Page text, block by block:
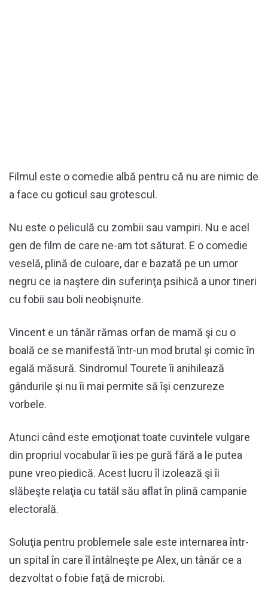
Filmul este o comedie albă pentru că nu are nimic de
a face cu goticul sau grotescul.
Nu este o peliculă cu zombii sau vampiri. Nu e acel
gen de film de care ne-am tot săturat. E o comedie
veselă, plină de culoare, dar e bazată pe un umor
negru ce ia naştere din suferinţa psihică a unor tineri
cu fobii sau boli neobişnuite.
Vincent e un tânăr rămas orfan de mamă şi cu o
boală ce se manifestă într-un mod brutal şi comic în
egală măsură. Sindromul Tourete îi anihilează
gândurile şi nu îi mai permite să îşi cenzureze
vorbele.
Atunci când este emoţionat toate cuvintele vulgare
din propriul vocabular îi ies pe gură fără a le putea
pune vreo piedică. Acest lucru îl izolează şi îi
slăbeşte relaţia cu tatăl său aflat în plină campanie
electorală.
Soluţia pentru problemele sale este internarea într-
un spital în care îl întâlneşte pe Alex, un tânăr ce a
dezvoltat o fobie faţă de microbi.